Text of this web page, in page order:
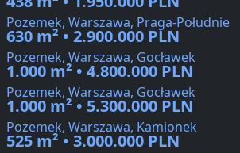
Pozemek, Warszawa, Praga-Południe
630 m² • 2.900.000 PLN
Pozemek, Warszawa, Gocławek
1.000 m² • 4.800.000 PLN
Pozemek, Warszawa, Gocławek
1.000 m² • 5.300.000 PLN
Pozemek, Warszawa, Kamionek
525 m² • 3.000.000 PLN